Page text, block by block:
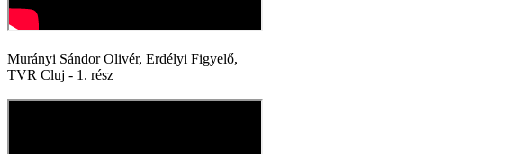
Murányi Sándor Olivér, Erdélyi Figyelő,
TVR Cluj - 1. rész